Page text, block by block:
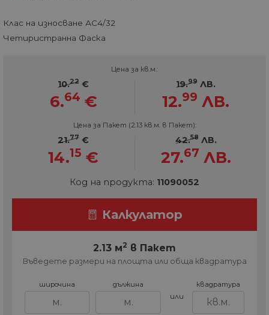
Клас на износване АС4/32
Четиристранна Фаска
Цена за кв.м.:
10.22 €
6.64 €
19.99 ЛВ.
12.99 ЛВ.
Цена за Пакет (2.13 кв.м. в Пакет):
21.77 €
14.15 €
42.58 ЛВ.
27.67 ЛВ.
Код на продукта: 11090052
Калкулатор
2.13 м2 в Пакет
Въведете размери на площта или обща квадратура
широчина дължина
или
квадратура